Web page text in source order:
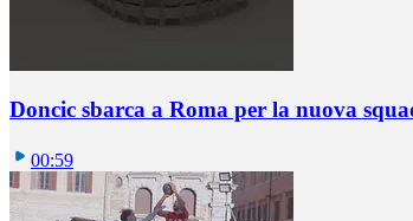
Doncic sbarca a Roma per la nuova
00:59